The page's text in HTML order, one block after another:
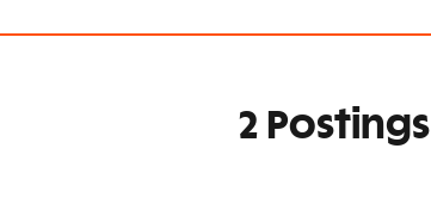
2 Postings